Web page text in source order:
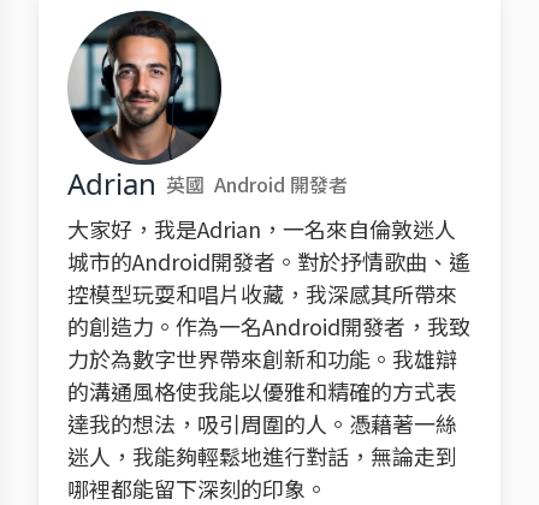
Adrian 英國 Android 開發者
大家好，我是Adrian，一名來自倫敦迷人
城市的Android開發者。對於抒情歌曲、遙
控模型玩耍和唱片收藏，我深感其所帶來
的創造力。作為一名Android開發者，我致
力於為數字世界帶來創新和功能。我雄辯
的溝通風格使我能以優雅和精確的方式表
達我的想法，吸引周圍的人。憑藉著一絲
迷人，我能夠輕鬆地進行對話，無論走到
哪裡都能留下深刻的印象。